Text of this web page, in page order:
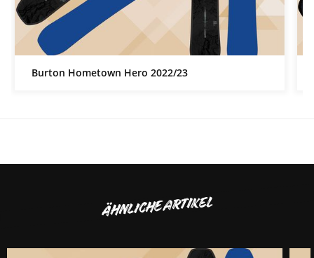
Burton Hometown Hero 2022/23
ÄHNLICHE ARTIKEL